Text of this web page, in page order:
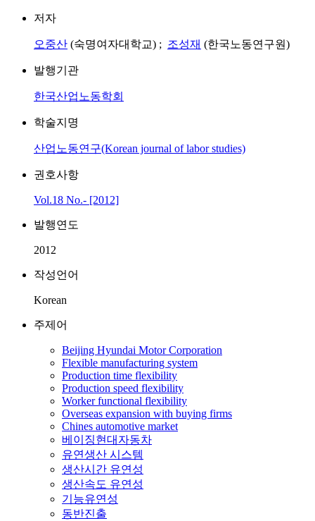
저자
오중산 (숙명여자대학교) ; 조성재 (한국노동연구원)
발행기관
한국산업노동학회
학술지명
산업노동연구(Korean journal of labor studies)
권호사항
Vol.18 No.- [2012]
발행연도
2012
작성언어
Korean
주제어
Beijing Hyundai Motor Corporation
Flexible manufacturing system
Production time flexibility
Production speed flexibility
Worker functional flexibility
Overseas expansion with buying firms
Chines automotive market
베이징현대자동차
유연생산 시스템
생산시간 유연성
생산속도 유연성
기능유연성
동반진출